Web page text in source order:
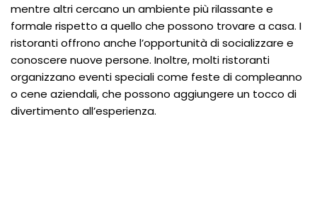
mentre altri cercano un ambiente più rilassante e
formale rispetto a quello che possono trovare a casa. I
ristoranti offrono anche l’opportunità di socializzare e
conoscere nuove persone. Inoltre, molti ristoranti
organizzano eventi speciali come feste di compleanno
o cene aziendali, che possono aggiungere un tocco di
divertimento all’esperienza.